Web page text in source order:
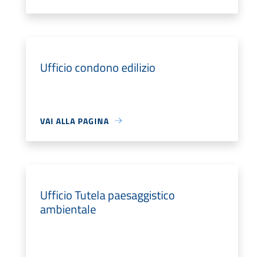
Ufficio condono edilizio
VAI ALLA PAGINA
Ufficio Tutela paesaggistico
ambientale